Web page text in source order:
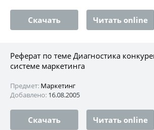
Скачать Читать online
Реферат по теме Диагностика
системе маркетинга
Предмет: Маркетинг
Добавлено: 16.08.2005
Скачать Читать online